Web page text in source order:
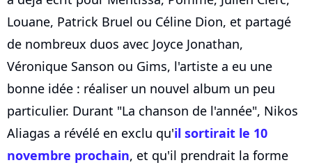
Louane, Patrick Bruel ou Céline Dion, et partagé
de nombreux duos avec Joyce Jonathan,
Véronique Sanson ou Gims, l'artiste a eu une
bonne idée : réaliser un nouvel album un peu
particulier. Durant "La chanson de l'année", Nikos
Aliagas a révélé en exclu qu'il sortirait le 10
novembre prochain, et qu'il prendrait la forme